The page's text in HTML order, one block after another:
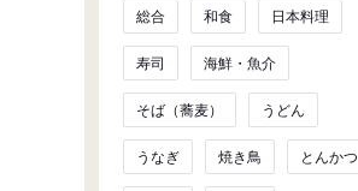
総合 和食 日本料理
寿司 海鮮・魚介
そば（蕎麦） うどん
うなぎ 焼き鳥 とんかつ